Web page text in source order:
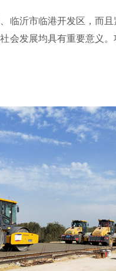
临沂市临港开发区，而
会发展均具有重要意义